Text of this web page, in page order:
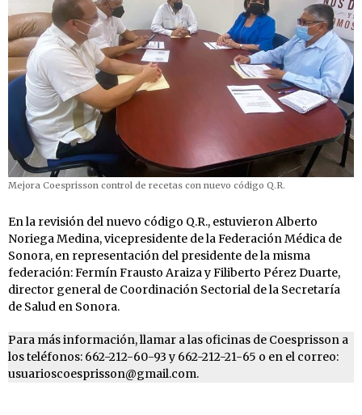
Mejora Coesprisson control de recetas con nuevo código Q.R.
En la revisión del nuevo código Q.R., estuvieron Alberto
Noriega Medina, vicepresidente de la Federación Médica de
Sonora, en representación del presidente de la misma
federación: Fermín Frausto Araiza y Filiberto Pérez Duarte,
director general de Coordinación Sectorial de la Secretaría
de Salud en Sonora.
Para más información, llamar a las oficinas de Coesprisson a
los teléfonos: 662-212-60-93 y 662-212-21-65 o en el correo:
usuarioscoesprisson@gmail.com.